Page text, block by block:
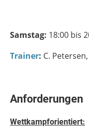
Samstag: 18:00 bis
Trainer: C.
Anforderungen
Wettkampforientiert: